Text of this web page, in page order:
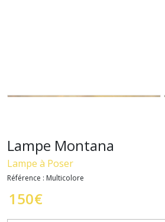
Lampe Montana
Lampe à Poser
Référence : Multicolore
150€